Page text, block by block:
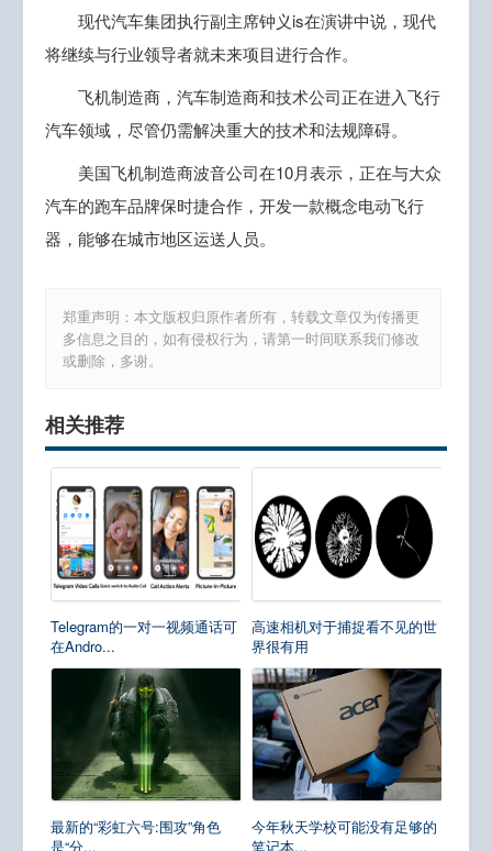
现代汽车集团执行副主席钟义is在演讲中说，现代
将继续与行业领导者就未来项目进行合作。
飞机制造商，汽车制造商和技术公司正在进入飞行
汽车领域，尽管仍需解决重大的技术和法规障碍。
美国飞机制造商波音公司在10月表示，正在与大众
汽车的跑车品牌保时捷合作，开发一款概念电动飞行
器，能够在城市地区运送人员。
郑重声明：本文版权归原作者所有，转载文章仅为传播更
多信息之目的，如有侵权行为，请第一时间联系我们修改
或删除，多谢。
相关推荐
Telegram的一对一视频通话可
在Andro...
高速相机对于捕捉看不见的世
界很有用
最新的“彩虹六号:围攻”角色
是“分...
今年秋天学校可能没有足够的
笔记本...